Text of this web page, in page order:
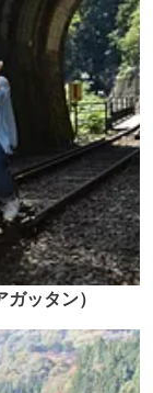
ッタン）